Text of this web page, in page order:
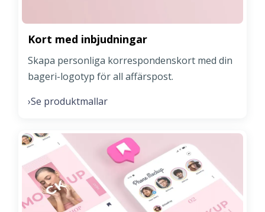
Kort med inbjudningar
Skapa personliga korrespondenskort med din
bageri-logotyp för all affärspost.
›Se produktmallar